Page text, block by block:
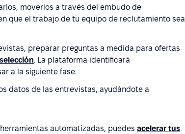
moverlos a través del embudo de
que el trabajo de tu equipo de reclutamiento sea
preparar preguntas a medida para ofertas
. La plataforma identificará
a la siguiente fase.
datos de las entrevistas, ayudándote a
automatizadas, puedes acelerar tus